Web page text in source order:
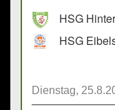
HSG
Dienstag,